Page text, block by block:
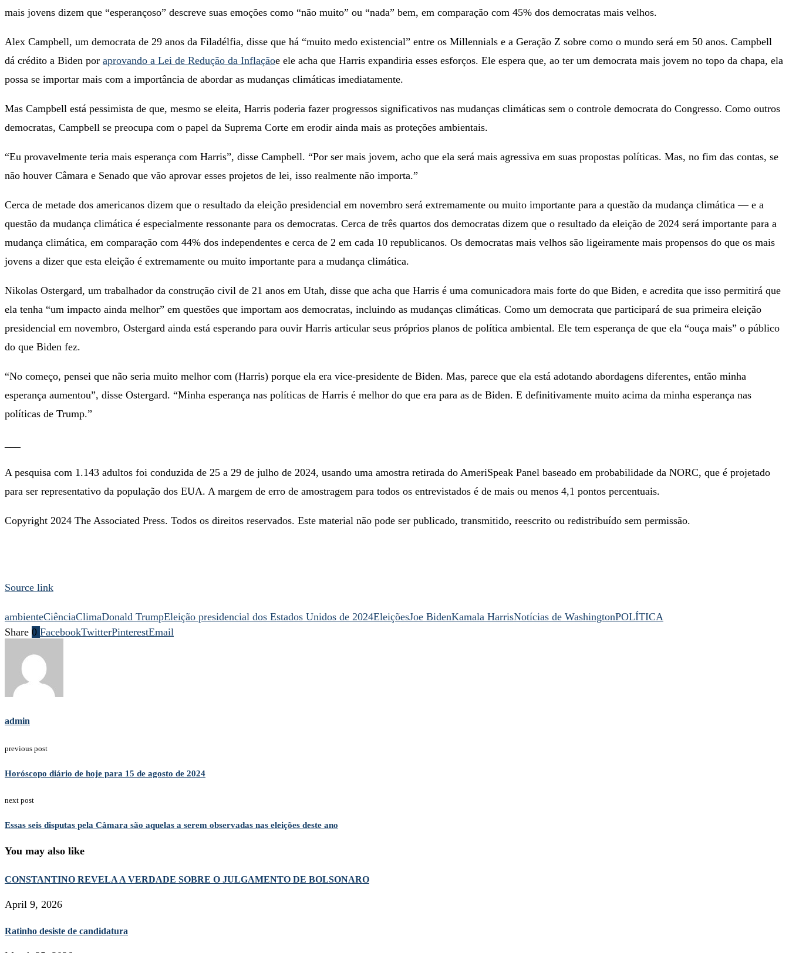
mais jovens dizem que “esperançoso” descreve suas emoções como “não muito” ou “nada” bem, em comparação com 45% dos democratas mais velhos.
Alex Campbell, um democrata de 29 anos da Filadélfia, disse que há “muito medo existencial” entre os Millennials e a Geração Z sobre como o mundo será em 50 anos. Campbell
dá crédito a Biden por aprovando a Lei de Redução da Inflaçãoe ele acha que Harris expandiria esses esforços. Ele espera que, ao ter um democrata mais jovem no topo da chapa, ela
possa se importar mais com a importância de abordar as mudanças climáticas imediatamente.
Mas Campbell está pessimista de que, mesmo se eleita, Harris poderia fazer progressos significativos nas mudanças climáticas sem o controle democrata do Congresso. Como outros
democratas, Campbell se preocupa com o papel da Suprema Corte em erodir ainda mais as proteções ambientais.
“Eu provavelmente teria mais esperança com Harris”, disse Campbell. “Por ser mais jovem, acho que ela será mais agressiva em suas propostas políticas. Mas, no fim das contas, se
não houver Câmara e Senado que vão aprovar esses projetos de lei, isso realmente não importa.”
Cerca de metade dos americanos dizem que o resultado da eleição presidencial em novembro será extremamente ou muito importante para a questão da mudança climática — e a
questão da mudança climática é especialmente ressonante para os democratas. Cerca de três quartos dos democratas dizem que o resultado da eleição de 2024 será importante para a
mudança climática, em comparação com 44% dos independentes e cerca de 2 em cada 10 republicanos. Os democratas mais velhos são ligeiramente mais propensos do que os mais
jovens a dizer que esta eleição é extremamente ou muito importante para a mudança climática.
Nikolas Ostergard, um trabalhador da construção civil de 21 anos em Utah, disse que acha que Harris é uma comunicadora mais forte do que Biden, e acredita que isso permitirá que
ela tenha “um impacto ainda melhor” em questões que importam aos democratas, incluindo as mudanças climáticas. Como um democrata que participará de sua primeira eleição
presidencial em novembro, Ostergard ainda está esperando para ouvir Harris articular seus próprios planos de política ambiental. Ele tem esperança de que ela “ouça mais” o público
do que Biden fez.
“No começo, pensei que não seria muito melhor com (Harris) porque ela era vice-presidente de Biden. Mas, parece que ela está adotando abordagens diferentes, então minha
esperança aumentou”, disse Ostergard. “Minha esperança nas políticas de Harris é melhor do que era para as de Biden. E definitivamente muito acima da minha esperança nas
políticas de Trump.”
A pesquisa com 1.143 adultos foi conduzida de 25 a 29 de julho de 2024, usando uma amostra retirada do AmeriSpeak Panel baseado em probabilidade da NORC, que é projetado
para ser representativo da população dos EUA. A margem de erro de amostragem para todos os entrevistados é de mais ou menos 4,1 pontos percentuais.
Copyright 2024 The Associated Press. Todos os direitos reservados. Este material não pode ser publicado, transmitido, reescrito ou redistribuído sem permissão.
Source link
ambienteCiênciaClimaDonald TrumpEleição presidencial dos Estados Unidos de 2024EleiçõesJoe BidenKamala HarrisNotícias de WashingtonPOLÍTICA
Share 0 FacebookTwitterPinterestEmail
admin
previous post
Horóscopo diário de hoje para 15 de agosto de 2024
next post
Essas seis disputas pela Câmara são aquelas a serem observadas nas eleições deste ano
You may also like
CONSTANTINO REVELA A VERDADE SOBRE O JULGAMENTO DE BOLSONARO
April 9, 2026
Ratinho desiste de candidatura